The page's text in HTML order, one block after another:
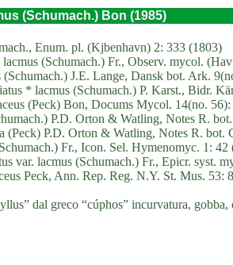
(Schumach.) Bon (1985)
Enum. pl. (Kjbenhavn) 2: 333 (1803)
lacmus (Schumach.) Fr., Observ. mycol.
(Schumach.) J.E. Lange, Dansk bot. Ark.
* lacmus (Schumach.) P. Karst., Bidr.
(Peck) Bon, Docums Mycol. 14(no.
P.D. Orton & Watling, Notes R.
(Peck) P.D. Orton & Watling, Notes R. bot.
Fr., Icon. Sel. Hymenomyc. 1: 42
var. lacmus (Schumach.) Fr., Epicr. syst.
Peck, Ann. Rep. Reg. N.Y. St. Mus. 53:
dal greco “cúphos” incurvatura,